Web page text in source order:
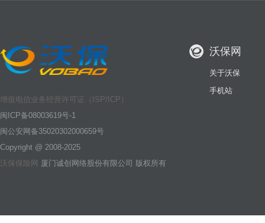
增值电信业务经营许可证（ISP/ICP）
闽ICP备08003619号-1
闽公安网备35020302000659号
Copyright @ 2008-2025
沃保保险网 厦门诚创网络股份有限公司 版权所有
沃保网
关于沃保
手机站